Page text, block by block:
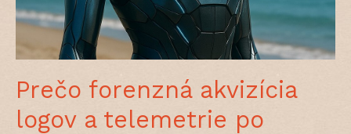
Prečo forenzná akvizícia
logov a telemetrie po